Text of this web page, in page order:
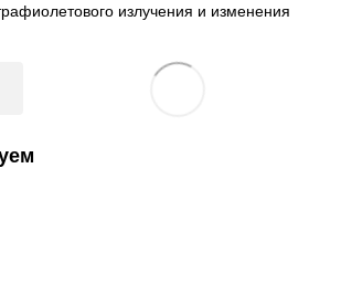
излучения и изменения